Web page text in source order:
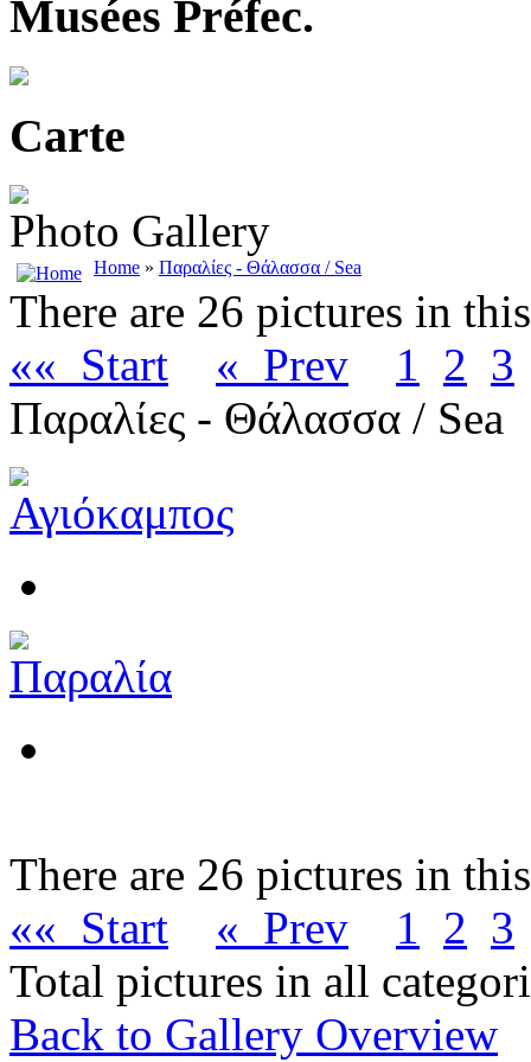
Musées Préfec.
Carte
Photo Gallery
Home » Παραλίες - Θάλασσα / Sea
There are 26 pictures in
«« Start
« Prev 1 2 3
Παραλίες - Θάλασσα / Sea
There are 26 pictures in
«« Start
« Prev 1 2 3
Total pictures in all
Back to Gallery Overview